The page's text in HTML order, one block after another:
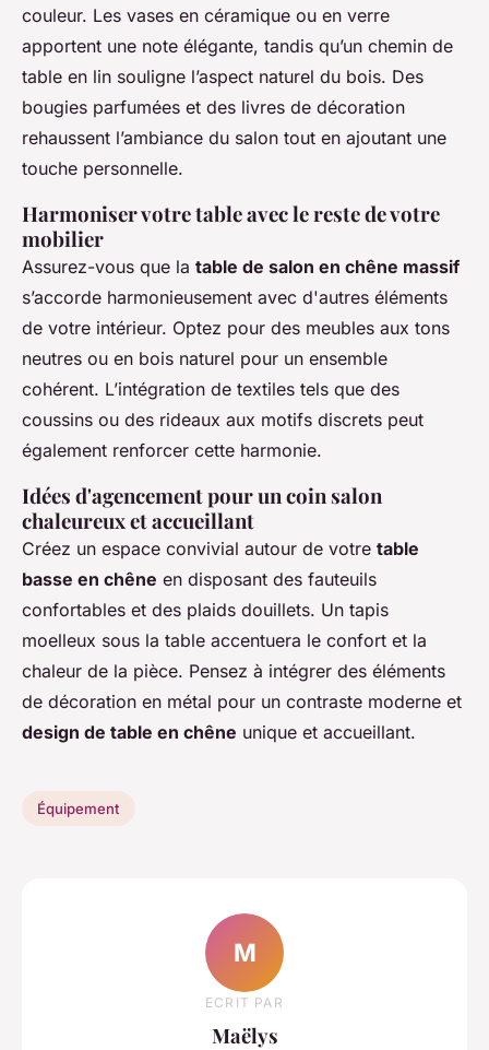
couleur. Les vases en céramique ou en verre
apportent une note élégante, tandis qu’un chemin de
table en lin souligne l’aspect naturel du bois. Des
bougies parfumées et des livres de décoration
rehaussent l’ambiance du salon tout en ajoutant une
touche personnelle.
Harmoniser votre table avec le reste de votre
mobilier
Assurez-vous que la table de salon en chêne massif
s’accorde harmonieusement avec d'autres éléments
de votre intérieur. Optez pour des meubles aux tons
neutres ou en bois naturel pour un ensemble
cohérent. L’intégration de textiles tels que des
coussins ou des rideaux aux motifs discrets peut
également renforcer cette harmonie.
Idées d'agencement pour un coin salon
chaleureux et accueillant
Créez un espace convivial autour de votre table
basse en chêne en disposant des fauteuils
confortables et des plaids douillets. Un tapis
moelleux sous la table accentuera le confort et la
chaleur de la pièce. Pensez à intégrer des éléments
de décoration en métal pour un contraste moderne et
design de table en chêne unique et accueillant.
Équipement
M
ECRIT PAR
Maëlys